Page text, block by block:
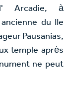
Arcadie, à
du IIe
Pausanias,
temple après
ne peut